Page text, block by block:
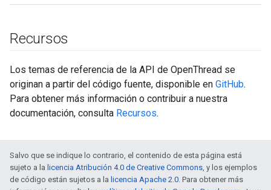
Recursos
Los temas de referencia de la API de OpenThread se
originan a partir del código fuente, disponible en GitHub.
Para obtener más información o contribuir a nuestra
documentación, consulta Recursos.
Salvo que se indique lo contrario, el contenido de esta página está
sujeto a la licencia Atribución 4.0 de Creative Commons, y los ejemplos
de código están sujetos a la licencia Apache 2.0. Para obtener más